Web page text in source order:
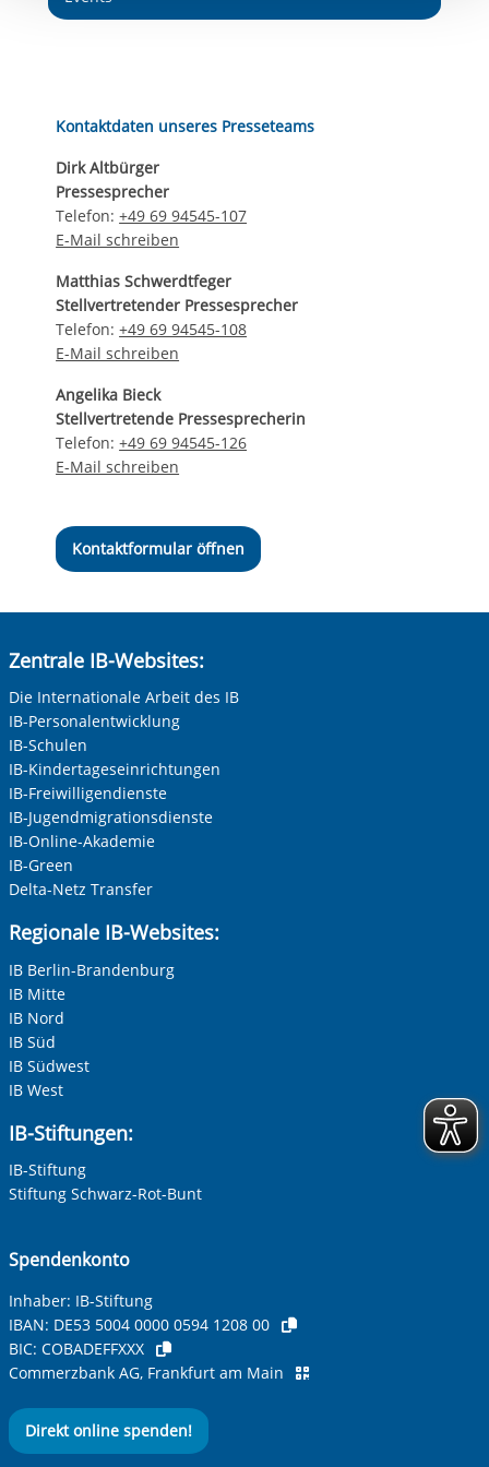
Einwilligung.
Kontaktdaten unseres Presseteams
Dirk Altbürger
Pressesprecher
Telefon:+49 69 94545-107
E-Mail schreiben
Matthias Schwerdtfeger
Stellvertretender Pressesprecher
Telefon:+49 69 94545-108
E-Mail schreiben
Angelika Bieck
Stellvertretende Pressesprecherin
Telefon:+49 69 94545-126
E-Mail schreiben
Kontaktformular öffnen
Zentrale IB-Websites:
Die Internationale Arbeit des IB
IB-Personalentwicklung
IB-Schulen
IB-Kindertageseinrichtungen
IB-Freiwilligendienste
IB-Jugendmigrationsdienste
IB-Online-Akademie
IB-Green
Delta-Netz Transfer
Regionale IB-Websites:
IB Berlin-Brandenburg
IB Mitte
IB Nord
IB Süd
IB Südwest
IB West
IB-Stiftungen:
IB-Stiftung
Stiftung Schwarz-Rot-Bunt
Spendenkonto
Inhaber: IB-Stiftung
IBAN: DE53 5004 0000 0594 1208 00
BIC: COBADEFFXXX
Commerzbank AG, Frankfurt am Main
Direkt online spenden!